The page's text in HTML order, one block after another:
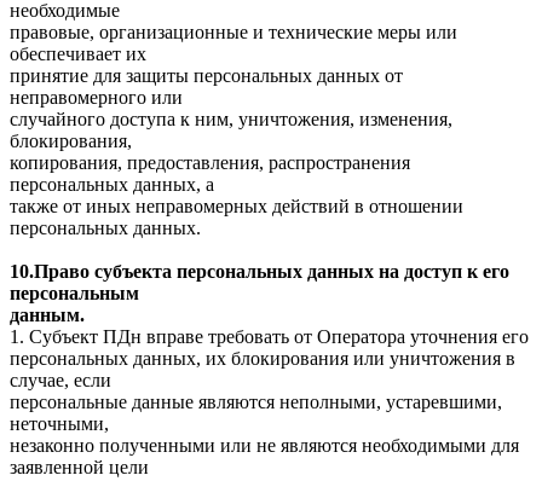
необходимые
правовые, организационные и технические меры или
обеспечивает их
принятие для защиты персональных данных от
неправомерного или
случайного доступа к ним, уничтожения, изменения,
блокирования,
копирования, предоставления, распространения
персональных данных, а
также от иных неправомерных действий в отношении
персональных данных.
10.Право субъекта персональных данных на доступ к его
персональным
данным.
1. Субъект ПДн вправе требовать от Оператора уточнения его
персональных данных, их блокирования или уничтожения в
случае, если
персональные данные являются неполными, устаревшими,
неточными,
незаконно полученными или не являются необходимыми для
заявленной цели